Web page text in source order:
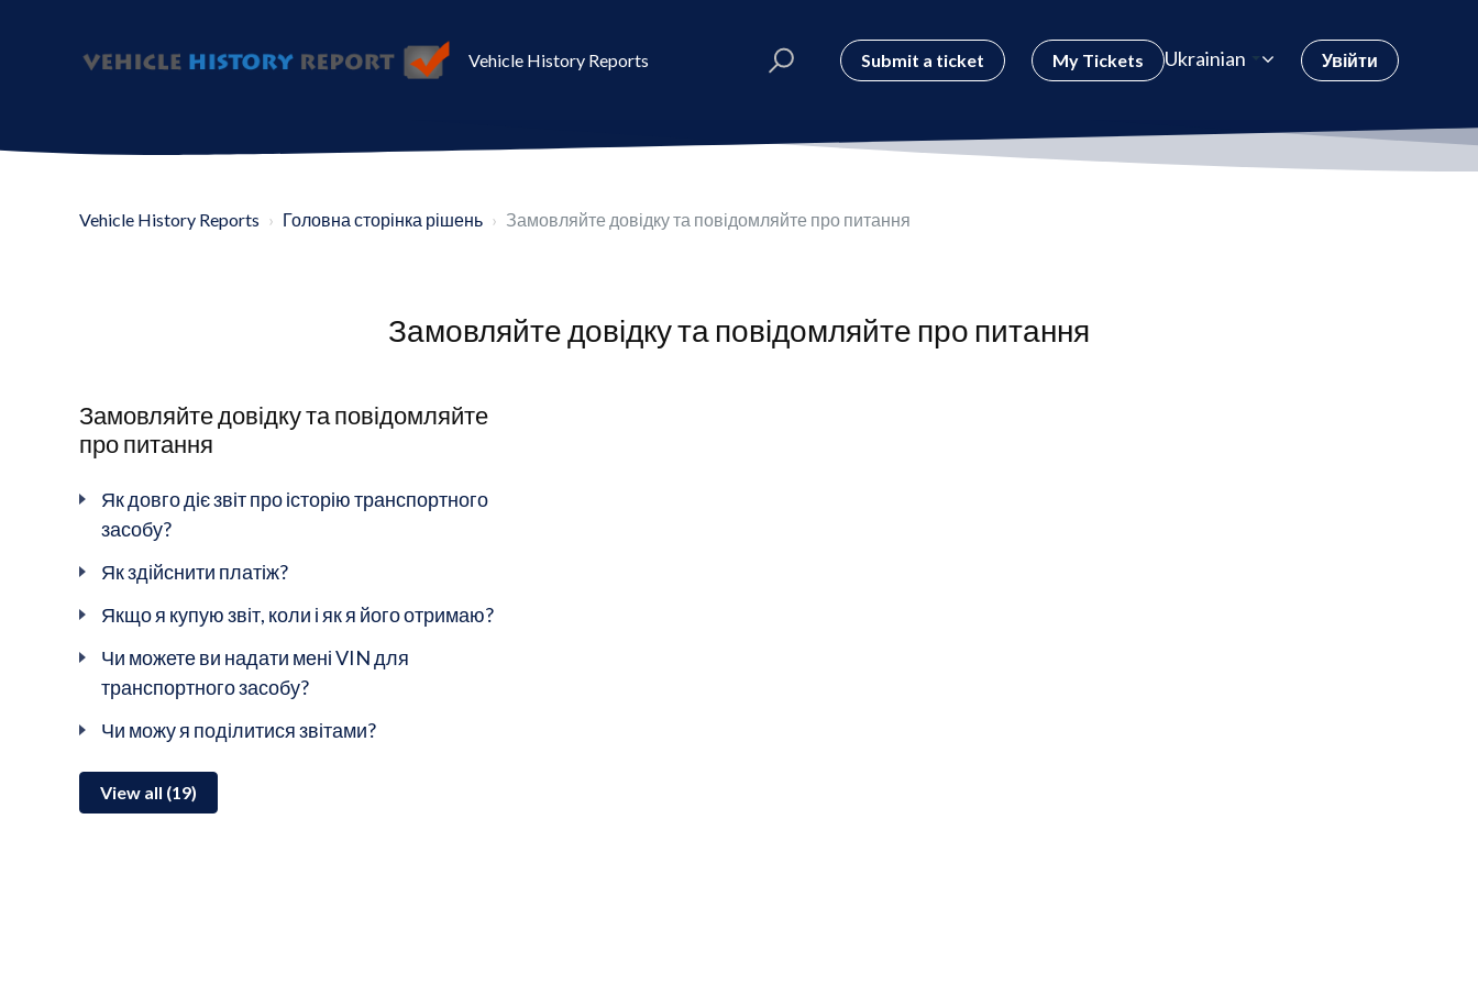
Vehicle History Reports Submit a ticket My Tickets Ukrainian Увійти
Vehicle History Reports Головна сторінка рішень Замовляйте довідку та повідомляйте про питання
Замовляйте довідку та повідомляйте про питання
Замовляйте довідку та повідомляйте
про питання
Як довго діє звіт про історію транспортного
засобу?
Як здійснити платіж?
Якщо я купую звіт, коли і як я його отримаю?
Чи можете ви надати мені VIN для
транспортного засобу?
Чи можу я поділитися звітами?
View all (19)